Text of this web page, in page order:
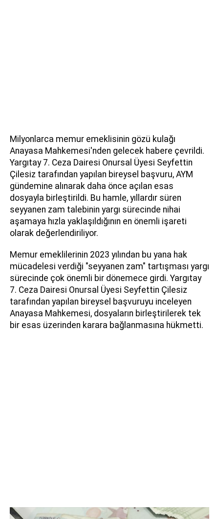
Milyonlarca memur emeklisinin gözü kulağı
Anayasa Mahkemesi'nden gelecek habere çevrildi.
Yargıtay 7. Ceza Dairesi Onursal Üyesi Seyfettin
Çilesiz tarafından yapılan bireysel başvuru, AYM
gündemine alınarak daha önce açılan esas
dosyayla birleştirildi. Bu hamle, yıllardır süren
seyyanen zam talebinin yargı sürecinde nihai
aşamaya hızla yaklaşıldığının en önemli işareti
olarak değerlendiriliyor.
Memur emeklilerinin 2023 yılından bu yana hak
mücadelesi verdiği "seyyanen zam" tartışması yargı
sürecinde çok önemli bir dönemece girdi. Yargıtay
7. Ceza Dairesi Onursal Üyesi Seyfettin Çilesiz
tarafından yapılan bireysel başvuruyu inceleyen
Anayasa Mahkemesi, dosyaların birleştirilerek tek
bir esas üzerinden karara bağlanmasına hükmetti.